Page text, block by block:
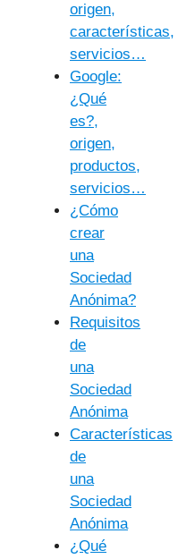
origen,
características,
servicios…
Google:
¿Qué
es?,
origen,
productos,
servicios…
¿Cómo
crear
una
Sociedad
Anónima?
Requisitos
de
una
Sociedad
Anónima
Características
de
una
Sociedad
Anónima
¿Qué